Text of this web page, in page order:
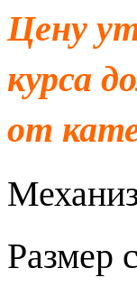
Цену
курса
от
Размер